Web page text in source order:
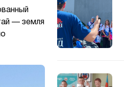
— земля